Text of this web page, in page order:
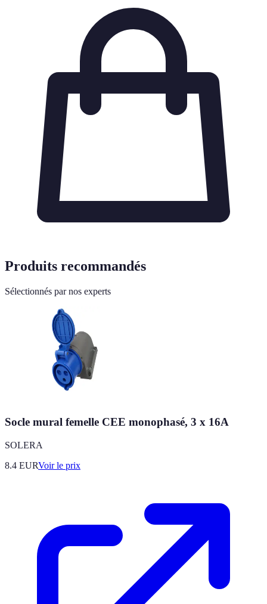
Produits recommandés
Sélectionnés par nos experts
Socle mural femelle CEE monophasé, 3 x 16A
SOLERA
8.4 EURVoir le prix